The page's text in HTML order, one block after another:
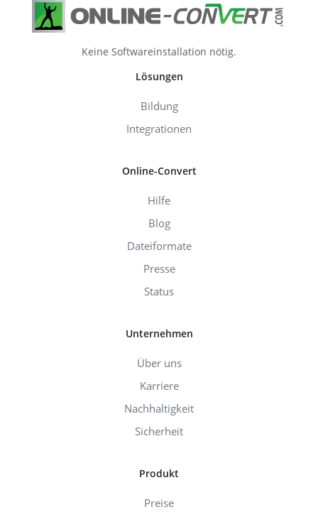
Keine Softwareinstallation nötig.
Lösungen
Bildung
Integrationen
Online-Convert
Hilfe
Blog
Dateiformate
Presse
Status
Unternehmen
Über uns
Karriere
Nachhaltigkeit
Sicherheit
Produkt
Preise